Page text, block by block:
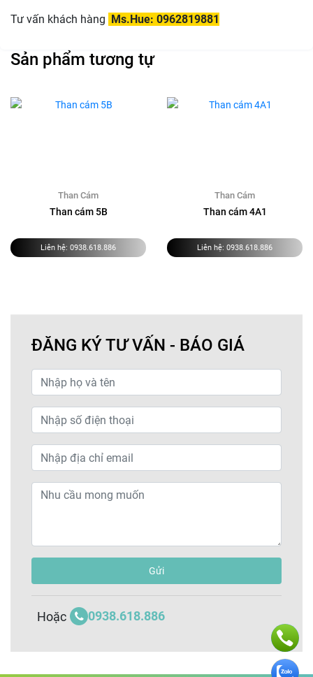
Tư vấn khách hàng Ms.Hue: 0962819881
Sản phẩm tương tự
Than Cám
Than cám 5B
Liên hệ: 0938.618.886
Than Cám
Than cám 4A1
Liên hệ: 0938.618.886
ĐĂNG KÝ TƯ VẤN - BÁO GIÁ
Gửi
Hoặc 0938.618.886